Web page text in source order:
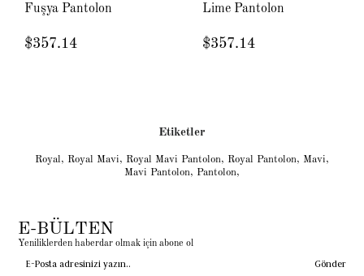
Fuşya Pantolon
$357.14
Lime Pantolon
$357.14
Etiketler
Royal , Royal Mavi, Royal Mavi Pantolon, Royal Pantolon, Mavi,
Mavi Pantolon, Pantolon,
E-BÜLTEN
Yeniliklerden haberdar olmak için abone ol
Gönder